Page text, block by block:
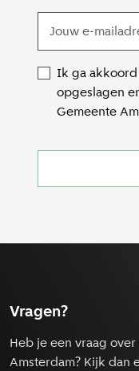
Ik ga
opgeslagen
Gemeente
Vragen?
Heb je een vraag
Amsterdam? Kijk dan